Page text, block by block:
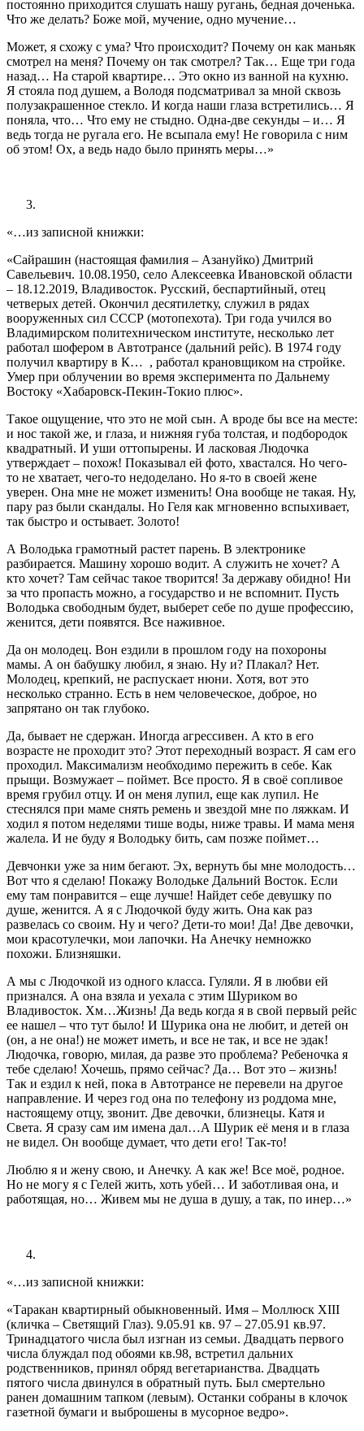
постоянно приходится слушать нашу ругань, бедная доченька.
Что же делать? Боже мой, мучение, одно мучение…
Может, я схожу с ума? Что происходит? Почему он как маньяк
смотрел на меня? Почему он так смотрел? Так… Еще три года
назад… На старой квартире… Это окно из ванной на кухню.
Я стояла под душем, а Володя подсматривал за мной сквозь
полузакрашенное стекло. И когда наши глаза встретились… Я
поняла, что… Что ему не стыдно. Одна-две секунды – и… Я
ведь тогда не ругала его. Не всыпала ему! Не говорила с ним
об этом! Ох, а ведь надо было принять меры…»
«…из записной книжки:
«Сайрашин (настоящая фамилия – Азануйко) Дмитрий
Савельевич. 10.08.1950, село Алексеевка Ивановской области
– 18.12.2019, Владивосток. Русский, беспартийный, отец
четверых детей. Окончил десятилетку, служил в рядах
вооруженных сил СССР (мотопехота). Три года учился во
Владимирском политехническом институте, несколько лет
работал шофером в Автотрансе (дальний рейс). В 1974 году
получил квартиру в К… , работал крановщиком на стройке.
Умер при облучении во время эксперимента по Дальнему
Востоку «Хабаровск-Пекин-Токио плюс».
Такое ощущение, что это не мой сын. А вроде бы все на месте:
и нос такой же, и глаза, и нижняя губа толстая, и подбородок
квадратный. И уши оттопырены. И ласковая Людочка
утверждает – похож! Показывал ей фото, хвастался. Но чего-
то не хватает, чего-то недоделано. Но я-то в своей жене
уверен. Она мне не может изменить! Она вообще не такая. Ну,
пару раз были скандалы. Но Геля как мгновенно вспыхивает,
так быстро и остывает. Золото!
А Володька грамотный растет парень. В электронике
разбирается. Машину хорошо водит. А служить не хочет? А
кто хочет? Там сейчас такое творится! За державу обидно! Ни
за что пропасть можно, а государство и не вспомнит. Пусть
Володька свободным будет, выберет себе по душе профессию,
женится, дети появятся. Все наживное.
Да он молодец. Вон ездили в прошлом году на похороны
мамы. А он бабушку любил, я знаю. Ну и? Плакал? Нет.
Молодец, крепкий, не распускает нюни. Хотя, вот это
несколько странно. Есть в нем человеческое, доброе, но
запрятано он так глубоко.
Да, бывает не сдержан. Иногда агрессивен. А кто в его
возрасте не проходит это? Этот переходный возраст. Я сам его
проходил. Максимализм необходимо пережить в себе. Как
прыщи. Возмужает – поймет. Все просто. Я в своё сопливое
время грубил отцу. И он меня лупил, еще как лупил. Не
стеснялся при маме снять ремень и звездой мне по ляжкам. И
ходил я потом неделями тише воды, ниже травы. И мама меня
жалела. И не буду я Володьку бить, сам позже поймет…
Девчонки уже за ним бегают. Эх, вернуть бы мне молодость…
Вот что я сделаю! Покажу Володьке Дальний Восток. Если
ему там понравится – еще лучше! Найдет себе девушку по
душе, женится. А я с Людочкой буду жить. Она как раз
развелась со своим. Ну и чего? Дети-то мои! Да! Две девочки,
мои красотулечки, мои лапочки. На Анечку немножко
похожи. Близняшки.
А мы с Людочкой из одного класса. Гуляли. Я в любви ей
признался. А она взяла и уехала с этим Шуриком во
Владивосток. Хм…Жизнь! Да ведь когда я в свой первый рейс
ее нашел – что тут было! И Шурика она не любит, и детей он
(он, а не она!) не может иметь, и все не так, и все не эдак!
Людочка, говорю, милая, да разве это проблема? Ребеночка я
тебе сделаю! Хочешь, прямо сейчас? Да… Вот это – жизнь!
Так и ездил к ней, пока в Автотрансе не перевели на другое
направление. И через год она по телефону из роддома мне,
настоящему отцу, звонит. Две девочки, близнецы. Катя и
Света. Я сразу сам им имена дал…А Шурик её меня и в глаза
не видел. Он вообще думает, что дети его! Так-то!
Люблю я и жену свою, и Анечку. А как же! Все моё, родное.
Но не могу я с Гелей жить, хоть убей… И заботливая она, и
работящая, но… Живем мы не душа в душу, а так, по инер…»
«…из записной книжки:
«Таракан квартирный обыкновенный. Имя – Моллюск XIII
(кличка – Светящий Глаз). 9.05.91 кв. 97 – 27.05.91 кв.97.
Тринадцатого числа был изгнан из семьи. Двадцать первого
числа блуждал под обоями кв.98, встретил дальних
родственников, принял обряд вегетарианства. Двадцать
пятого числа двинулся в обратный путь. Был смертельно
ранен домашним тапком (левым). Останки собраны в клочок
газетной бумаги и выброшены в мусорное ведро».